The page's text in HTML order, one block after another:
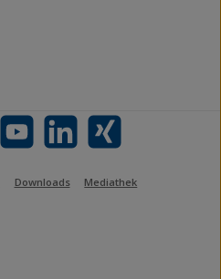
YouTube LinkedIn Xing
Downloads Mediathek